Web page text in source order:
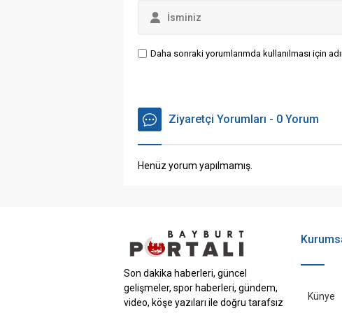
Daha sonraki yorumlarımda kullanılması için
Ziyaretçi Yorumları - 0 Yorum
Henüz yorum yapılmamış.
Son dakika haberleri, güncel
gelişmeler, spor haberleri, gündem,
video, köşe yazıları ile doğru tarafsız
Künye